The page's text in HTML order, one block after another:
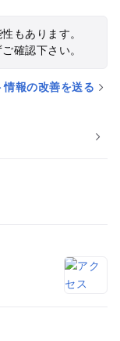
もあります。
確認下さい。
情報の改善を送る